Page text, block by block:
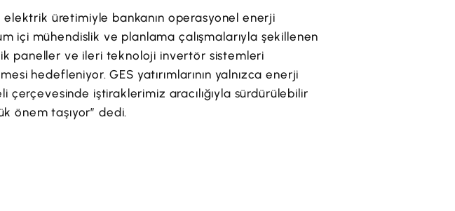
elektrik üretimiyle bankanın operasyonel enerji
içi mühendislik ve planlama çalışmalarıyla şekillenen
paneller ve ileri teknoloji invertör sistemleri
hedefleniyor. GES yatırımlarının yalnızca enerji
çerçevesinde iştiraklerimiz aracılığıyla sürdürülebilir
önem taşıyor” dedi.